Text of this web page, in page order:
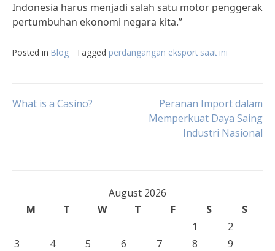
Indonesia harus menjadi salah satu motor penggerak
pertumbuhan ekonomi negara kita.”
Posted in Blog Tagged perdangangan eksport saat ini
Post
What is a Casino?
Peranan Import dalam
Memperkuat Daya Saing
Industri Nasional
August 2026
M
T W T F S
S
1
2
3
4 5 6 7 8
9